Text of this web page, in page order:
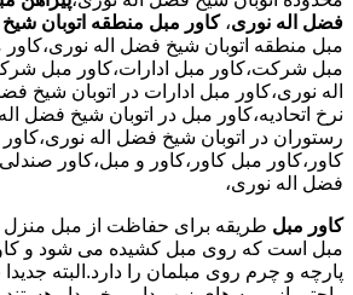
فضل اله نوری، کاور مبل منطقه اتوبان
مبل منطقه اتوبان شیخ فضل اله نوری،کاور
مبل شرکت،کاور مبل ادارات،کاور مبل
اله نوری،کاور مبل ادارات در اتوبان شیخ
نرخ اتحادیه،کاور مبل در اتوبان شیخ فضل
رستوران در اتوبان شیخ فضل اله
کاور،کاور مبل کاور،کاور و مبل،کاور صندلی
فضل اله نوری،
کاور مبل طریقه برای حفاظت از مبل منزل
مبل است که روی مبل کشیده می شود و
پارچه و چرم روی مبلمان را دارد.البته